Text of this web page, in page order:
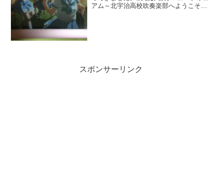
アム～北宇治高校吹奏楽部へようこそ～
スポンサーリンク